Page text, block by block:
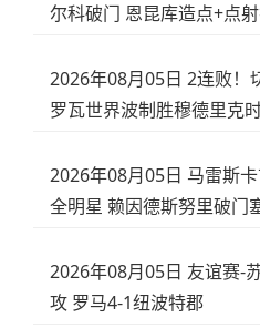
尔科破门 恩昆库造点+点
2026年08月05日 2连败！
罗瓦世界波制胜穆德里克
2026年08月05日 马雷斯
全明星 赖因德斯努里破门
2026年08月05日 友谊赛-
攻 罗马4-1纽波特郡